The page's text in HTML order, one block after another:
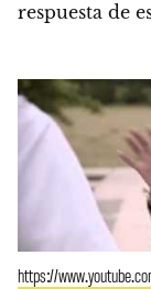
respuesta de
https://